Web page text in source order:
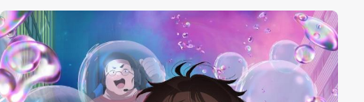
Eines Tages steht Luas Schwarm, Kommandant
Garrett, nach einem Angriff durch ein wildes Tier kurz
vor dem Tod. Nachdem sie seine schweren
Verletzungen auf sich genommen hat und in ein
langes Koma gefallen ist, muss die schwer